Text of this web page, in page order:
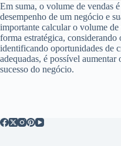
Em suma, o volume de vendas
desempenho de um negócio e
importante calcular o volume de
forma estratégica,
identificando oportunidades de
adequadas, é possível
sucesso do negócio.